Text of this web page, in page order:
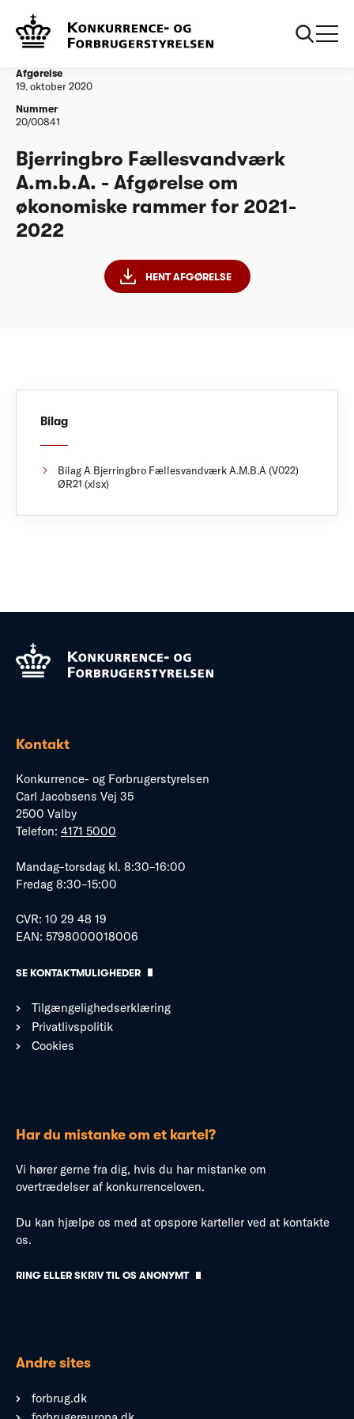
Vandtilsyn
om økonomiske rammer for 2021-2022
Afgørelse
19. oktober 2020
Nummer
20/00841
Bjerringbro Fællesvandværk
A.m.b.A. - Afgørelse om
økonomiske rammer for 2021-
2022
HENT AFGØRELSE
Bilag
Bilag A Bjerringbro Fællesvandværk A.M.B.A (V022)
ØR21 (xlsx)
Kontakt
Konkurrence- og Forbrugerstyrelsen
Carl Jacobsens Vej 35
2500 Valby
Telefon: 4171 5000
Mandag–torsdag kl. 8:30–16:00
Fredag 8:30–15:00
CVR: 10 29 48 19
EAN: 5798000018006
SE KONTAKTMULIGHEDER
Tilgængelighedserklæring
Privatlivspolitik
Cookies
Har du mistanke om et kartel?
Vi hører gerne fra dig, hvis du har mistanke om
overtrædelser af konkurrenceloven.
Du kan hjælpe os med at opspore karteller ved at kontakte
os.
RING ELLER SKRIV TIL OS ANONYMT
Andre sites
forbrug.dk